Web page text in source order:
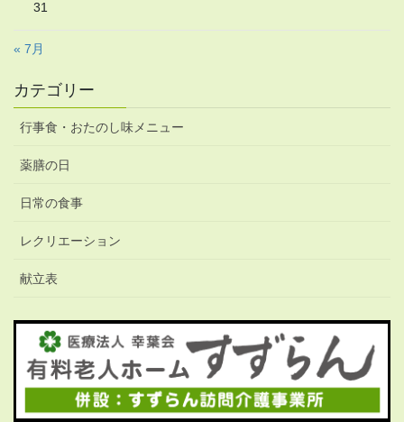
31
« 7月
カテゴリー
行事食・おたのし味メニュー
薬膳の日
日常の食事
レクリエーション
献立表